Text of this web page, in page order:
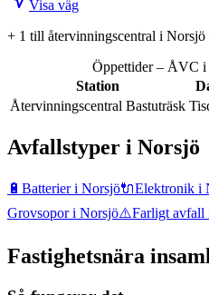
Visa väg
+ 1 till återvinningscentral i Norsjö
Öppettider – ÅVC i
Station
Återvinningscentral Bastuträsk
Avfallstyper i Norsjö
🔋 Batterieri Norsjö🔌Elektronik i
Grovsopori Norsjö⚠️Farligt avfall
Fastighetsnära